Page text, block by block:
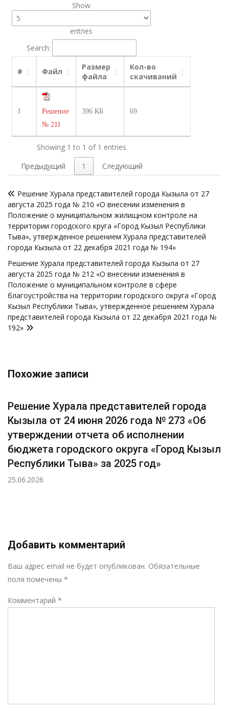
Show
entries
Search:
# Файл
Размер
файла
Кол-во
скачиваний
1
Решение
№ 211
396 КБ 69
Showing 1 to 1 of 1 entries
Предыдущий
1 Следующий
по
записям
Решение Хурала представителей города Кызыла от 27
августа 2025 года № 210 «О внесении изменения в
Положение о муниципальном жилищном контроле на
территории городского круга «Город Кызыл Республики
Тыва», утвержденное решением Хурала представителей
города Кызыла от 22 декабря 2021 года № 194»
Решение Хурала представителей города Кызыла от 27
августа 2025 года № 212 «О внесении изменения в
Положение о муниципальном контроле в сфере
благоустройства на территории городского округа «Город
Кызыл Республики Тыва», утвержденное решением Хурала
представителей города Кызыла от 22 декабря 2021 года №
192»
Похожие записи
Решение Хурала представителей города
Кызыла от 24 июня 2026 года № 273 «Об
утверждении отчета об исполнении
бюджета городского округа «Город Кызыл
Республики Тыва» за 2025 год»
25.06.2026
Добавить комментарий
Ваш адрес email не будет опубликован. Обязательные
поля помечены *
Комментарий *